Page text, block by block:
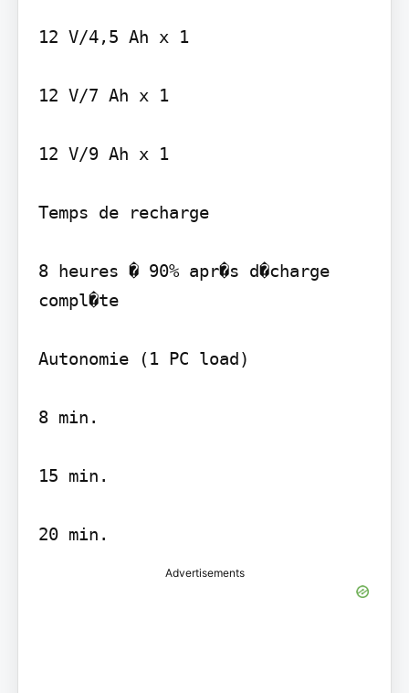
12 V/4,5 Ah x 1
12 V/7 Ah x 1
12 V/9 Ah x 1
Temps de recharge
8 heures � 90% apr�s d�charge
compl�te
Autonomie (1 PC load)
8 min.
15 min.
20 min.
Advertisements